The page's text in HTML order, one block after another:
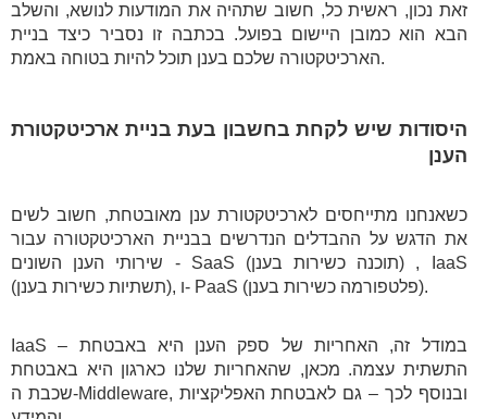
זאת נכון, ראשית כל, חשוב שתהיה את המודעות לנושא, והשלב
הבא הוא כמובן היישום בפועל. בכתבה זו נסביר כיצד בניית
הארכיטקטורה שלכם בענן תוכל להיות בטוחה באמת.
היסודות שיש לקחת בחשבון בעת בניית ארכיטקטורת
הענן
כשאנחנו מתייחסים לארכיטקטורת ענן מאובטחת, חשוב לשים
את הדגש על ההבדלים הנדרשים בבניית הארכיטקטורה עבור
שירותי הענן השונים - SaaS (תוכנה כשירות בענן) , IaaS
(תשתיות כשירות בענן), ו- PaaS (פלטפורמה כשירות בענן).
IaaS – במודל זה, האחריות של ספק הענן היא באבטחת
התשתית עצמה. מכאן, שהאחריות שלנו כארגון היא באבטחת
שכבת ה-Middleware, ובנוסף לכך – גם לאבטחת האפליקציות